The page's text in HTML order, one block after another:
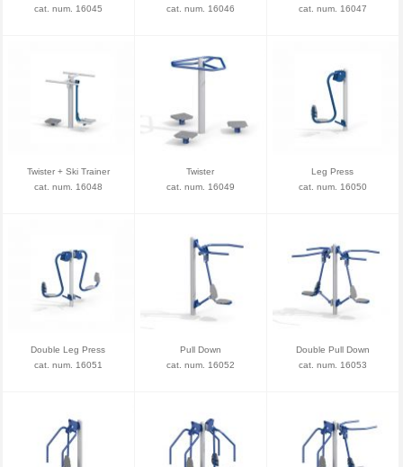
cat. num. 16045
cat. num. 16046
cat. num. 16047
Twister + Ski Trainer
cat. num. 16048
Twister
cat. num. 16049
Leg Press
cat. num. 16050
Double Leg Press
cat. num. 16051
Pull Down
cat. num. 16052
Double Pull Down
cat. num. 16053